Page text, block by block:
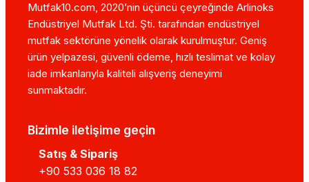
Mutfak10.com, 2020’nin üçüncü çeyreğinde Arlinoks
Endüstriyel Mutfak Ltd. Şti. tarafından endüstriyel
mutfak sektörüne yönelik olarak kurulmuştur. Geniş
ürün yelpazesi, güvenli ödeme, hızlı teslimat ve kolay
iade imkanlarıyla kaliteli alışveriş deneyimi
sunmaktadır.
Bizimle iletişime geçin
Satış & Sipariş
+90 533 036 18 82